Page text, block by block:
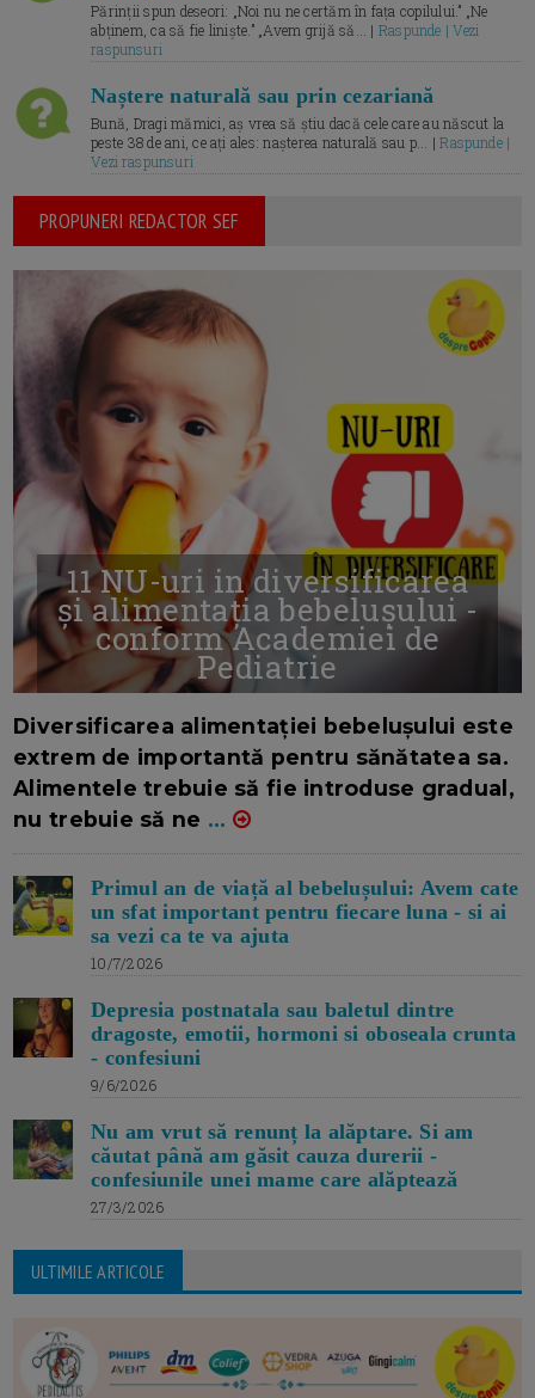
Părinții spun deseori: „Noi nu ne certăm în fața copilului.” „Ne
abținem, ca să fie liniște.” „Avem grijă să... | Raspunde | Vezi
raspunsuri
Naștere naturală sau prin cezariană
Bună, Dragi mămici, aș vrea să știu dacă cele care au născut la
peste 38 de ani, ce ați ales: nașterea naturală sau p... |Raspunde |
Vezi raspunsuri
PROPUNERI REDACTOR SEF
11 NU-uri in diversificarea
și alimentația bebelușului -
conform Academiei de
Pediatrie
Diversificarea alimentației bebelușului este
extrem de importantă pentru sănătatea sa.
Alimentele trebuie să fie introduse gradual,
nu trebuie să ne ...
Primul an de viață al bebelușului: Avem cate
un sfat important pentru fiecare luna - si ai
sa vezi ca te va ajuta
10/7/2026
Depresia postnatala sau baletul dintre
dragoste, emotii, hormoni si oboseala crunta
- confesiuni
9/6/2026
Nu am vrut să renunț la alăptare. Si am
căutat până am găsit cauza durerii -
confesiunile unei mame care alăptează
27/3/2026
ULTIMILE ARTICOLE